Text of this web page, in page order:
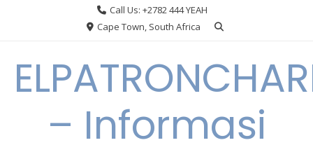
Call Us: +2782 444 YEAH
Cape Town, South Africa
– Informasi